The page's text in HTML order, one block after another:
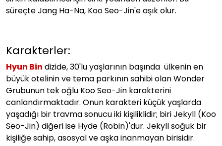
süreçte Jang Ha-Na, Koo Seo-Jin'e aşık olur.
Karakterler:
Hyun Bin dizide, 30'lu yaşlarının başında ülkenin en
büyük otelinin ve tema parkının sahibi olan Wonder
Grubunun tek oğlu Koo Seo-Jin karakterini
canlandırmaktadır. Onun karakteri küçük yaşlarda
yaşadığı bir travma sonucu iki kişiliklidir; biri Jekyll (Koo
Seo-Jin) diğeri ise Hyde (Robin)'dur. Jekyll soğuk bir
kişiliğe sahip, asosyal ve aşka inanmayan birisidir.